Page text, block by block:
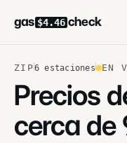
gas $4.46 check
ZIP6 estaciones EN
Precios
cerca de